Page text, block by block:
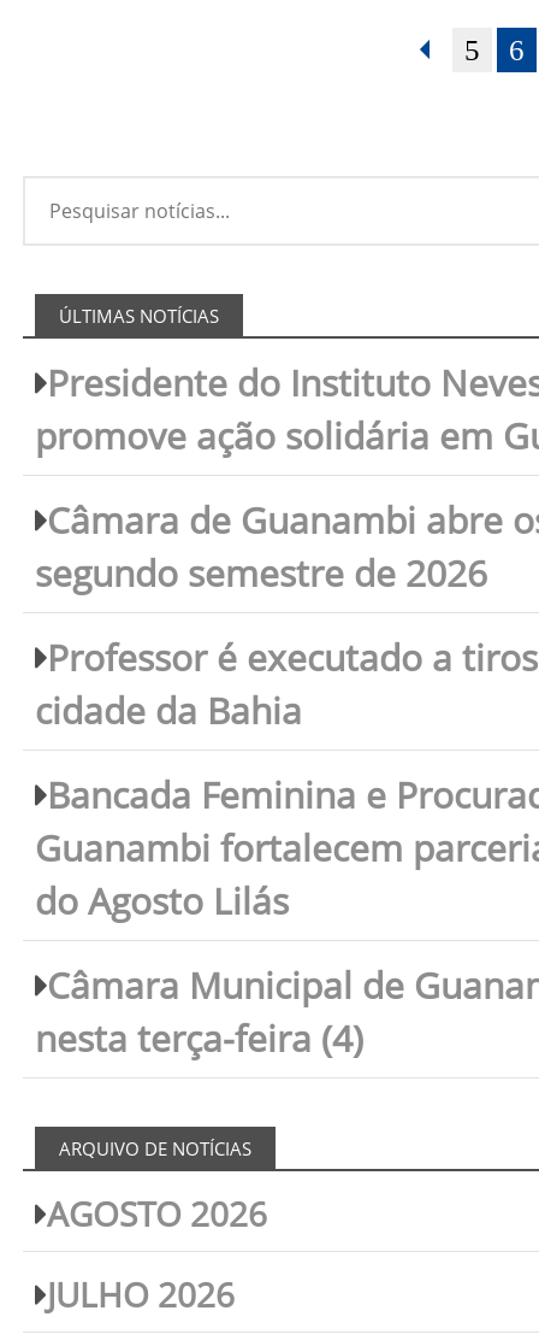
5 6
ÚLTIMAS NOTÍCIAS
Presidente do Instituto
promove ação solidária em
Câmara de Guanambi abre
segundo semestre de 2026
Professor é executado a
cidade da Bahia
Bancada Feminina e
Guanambi fortalecem
do Agosto Lilás
Câmara Municipal de
nesta terça-feira (4)
ARQUIVO DE NOTÍCIAS
AGOSTO 2026
JULHO 2026